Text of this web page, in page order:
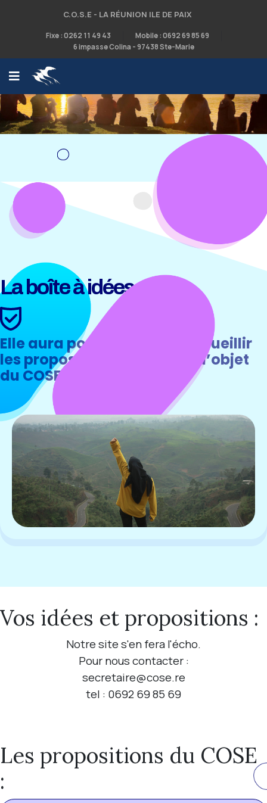
C.O.S.E - LA RÉUNION ILE DE PAIX
Fixe : 0262 11 49 43
Mobile : 0692 69 85 69
6 impasse Colina - 97438 Ste-Marie
La boîte à idées
Elle aura pour mission de recueillir
les propositions pour servir l’objet
du COSE
Vos idées et propositions :
Notre site s'en fera l'écho.
Pour nous contacter :
secretaire@cose.re
tel : 0692 69 85 69
Les propositions du COSE
: